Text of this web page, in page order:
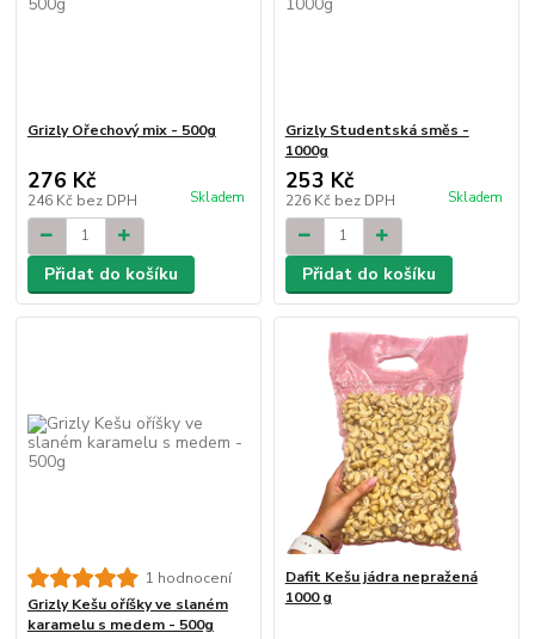
Grizly Ořechový mix - 500g
276 Kč
246 Kč bez DPH Skladem
Přidat do košíku
Grizly Studentská směs -
1000g
253 Kč
226 Kč bez DPH Skladem
Přidat do košíku
1 hodnocení
Grizly Kešu oříšky ve slaném
karamelu s medem - 500g
Dafit Kešu jádra nepražená
1000 g